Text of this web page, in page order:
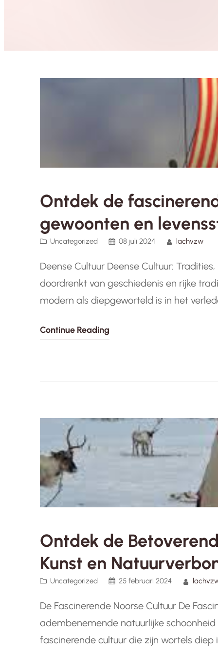
Ontdek de
gewoonten en
Uncategorized 08 juli 2024 lachvzw
Deense Cultuur Deense Cultuur:
doordrenkt van geschiedenis en rijke
modern als diepgeworteld is in het
van de Deense cultuur.…
Continue Reading
Ontdek de
Kunst en
Uncategorized 25 februari 2024
De Fascinerende Noorse Cultuur De
adembenemende natuurlijke
fascinerende cultuur die zijn wortels